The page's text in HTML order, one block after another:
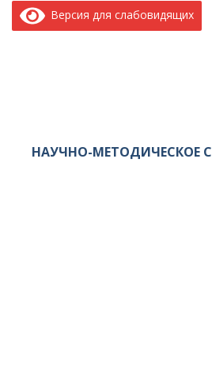
Версия для слабовидящих
НАУЧНО-МЕТОДИЧЕСКОЕ